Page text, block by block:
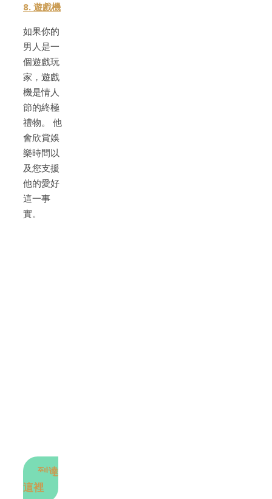
8. 遊戲機
如果你的
男人是一
個遊戲玩
家，遊戲
機是情人
節的終極
禮物。 他
會欣賞娛
樂時間以
及您支援
他的愛好
這一事
實。
到達
這裡